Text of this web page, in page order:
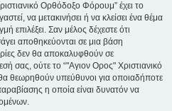
Ορθόδοξο Φόρουμ” έχει το
να μετακινήσει ή να κλείσει ένα θέμα
επιλέξει. Σαν μέλος δέχεστε ότι
αποθηκεύονται σε μια βάση
δεν θα αποκαλυφθούν σε
σας, ούτε το “"Αγιον Ορος" Χριστιανικό
θεωρηθούν υπεύθυνοι για οποιαδήποτε
η οποία είναι δυνατόν να